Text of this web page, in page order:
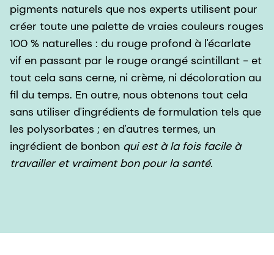
pigments naturels que nos experts utilisent pour
créer toute une palette de vraies couleurs rouges
100 % naturelles : du rouge profond à l'écarlate
vif en passant par le rouge orangé scintillant - et
tout cela sans cerne, ni crème, ni décoloration au
fil du temps. En outre, nous obtenons tout cela
sans utiliser d'ingrédients de formulation tels que
les polysorbates ; en d'autres termes, un
ingrédient de bonbon qui est à la fois facile à
travailler et vraiment bon pour la santé.